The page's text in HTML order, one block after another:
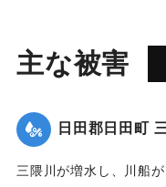
主な被害
日田郡日田町
三隈川が増水し、川船が